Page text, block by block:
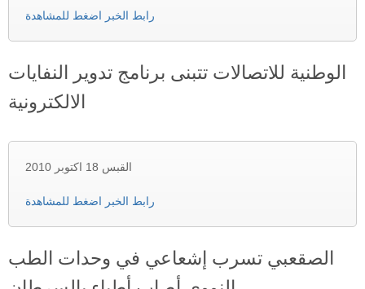
رابط الخبر اضغط للمشاهدة
الوطنية للاتصالات تتبنى برنامج تدوير النفايات
الالكترونية
القبس 18 اكتوبر 2010
رابط الخبر اضغط للمشاهدة
الصقعبي تسرب إشعاعي في وحدات الطب